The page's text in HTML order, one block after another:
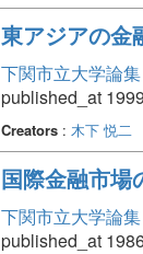
東アジアの金
下関市立大学論
published_at
Creators : 木下 悦二
国際金融市場
下関市立大学論
published_at